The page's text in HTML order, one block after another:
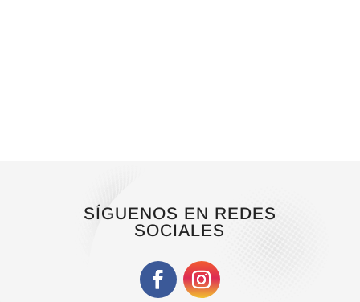
SÍGUENOS EN REDES
SOCIALES